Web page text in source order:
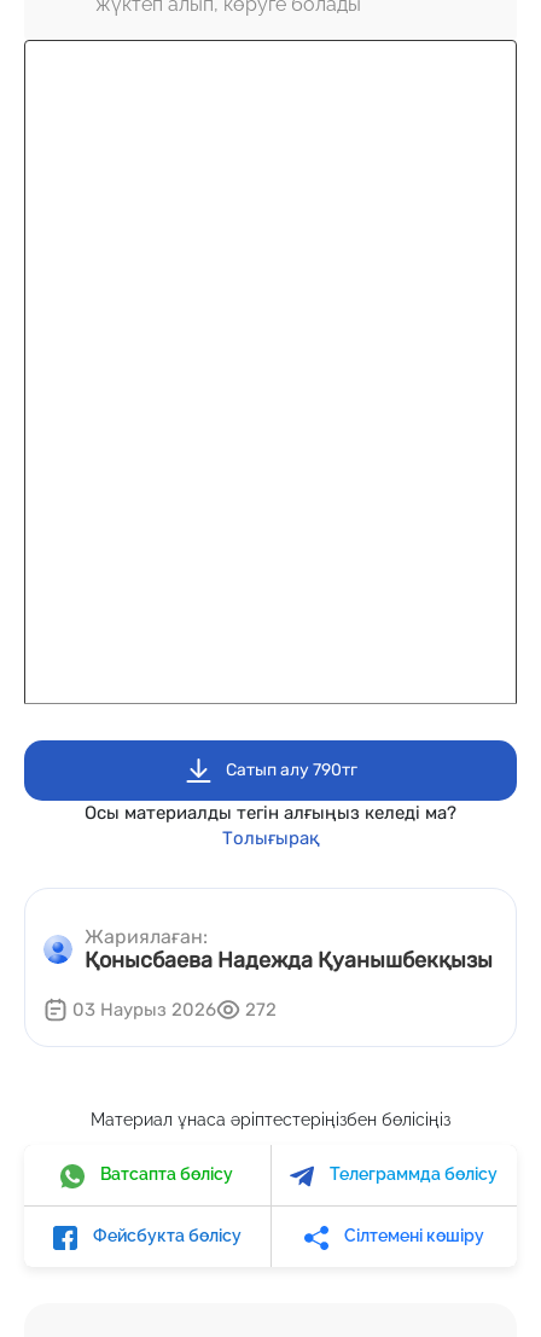
Сатып алу 790тг
Осы материалды тегін алғыңыз келеді ма?
Толығырақ
Жариялаған:
Қонысбаева Надежда Қуанышбекқызы
03 Наурыз 2026 272
Материал ұнаса әріптестеріңізбен бөлісіңіз
Ватсапта бөлісу Телеграммда бөлісу
Фейсбукта бөлісу Сілтемені көшіру